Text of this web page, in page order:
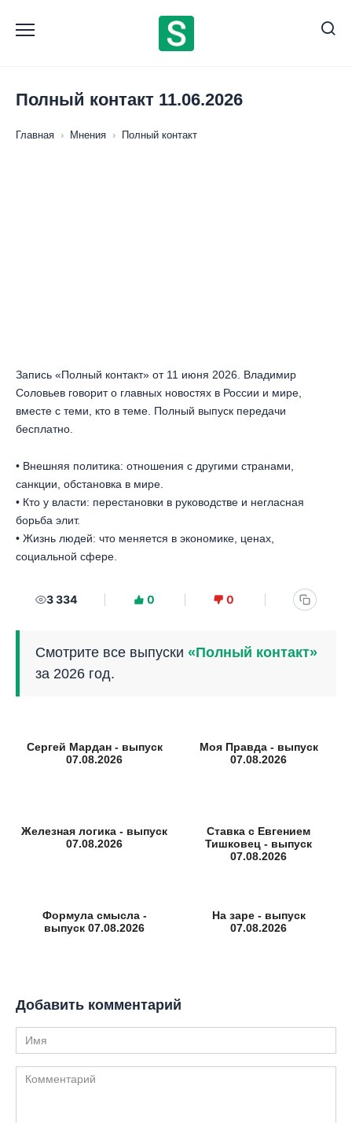
содержанию
Полный контакт 11.06.2026
Главная › Мнения › Полный контакт
Запись «Полный контакт» от 11 июня 2026. Владимир
Соловьев говорит о главных новостях в России и мире,
вместе с теми, кто в теме. Полный выпуск передачи
бесплатно.
• Внешняя политика: отношения с другими странами,
санкции, обстановка в мире.
• Кто у власти: перестановки в руководстве и негласная
борьба элит.
• Жизнь людей: что меняется в экономике, ценах,
социальной сфере.
3 334 0 0
Смотрите все выпуски «Полный контакт»
за 2026 год.
Сергей Мардан - выпуск
07.08.2026
Моя Правда - выпуск
07.08.2026
Железная логика - выпуск
07.08.2026
Ставка с Евгением
Тишковец - выпуск
07.08.2026
Формула смысла -
выпуск 07.08.2026
На заре - выпуск
07.08.2026
Добавить комментарий
Имя
Комментарий